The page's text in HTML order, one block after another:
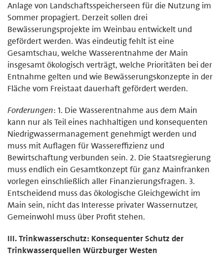
Anlage von Landschaftsspeicherseen für die Nutzung im
Sommer propagiert. Derzeit sollen drei
Bewässerungsprojekte im Weinbau entwickelt und
gefördert werden. Was eindeutig fehlt ist eine
Gesamtschau, welche Wasserentnahme der Main
insgesamt ökologisch verträgt, welche Prioritäten bei der
Entnahme gelten und wie Bewässerungskonzepte in der
Fläche vom Freistaat dauerhaft gefördert werden.
Forderungen: 1. Die Wasserentnahme aus dem Main
kann nur als Teil eines nachhaltigen und konsequenten
Niedrigwassermanagement genehmigt werden und
muss mit Auflagen für Wassereffizienz und
Bewirtschaftung verbunden sein. 2. Die Staatsregierung
muss endlich ein Gesamtkonzept für ganz Mainfranken
vorlegen einschließlich aller Finanzierungsfragen. 3.
Entscheidend muss das ökologische Gleichgewicht im
Main sein, nicht das Interesse privater Wassernutzer,
Gemeinwohl muss über Profit stehen.
III. Trinkwasserschutz: Konsequenter Schutz der
Trinkwasserquellen Würzburger Westen